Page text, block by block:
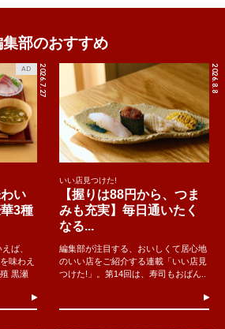
集部のおすすめ
2026.7.27
AD
い
3種
ば、
味わえ
黒瀬
2026.8.8
いい店見つけた!
【握りは88円から、つま
みも充実】毎日通いたく
なる...
編集部が注目する、おいしくて居心地
のいい店をご紹介する連載「いい店見
つけた!」。第14回は、寿司もおばん..